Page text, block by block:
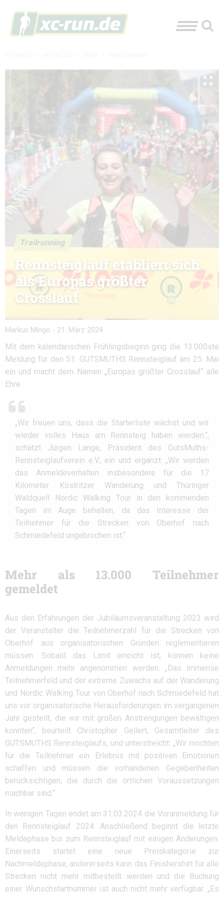
Trailrunning
Rennsteiglauf etabliert sich
als Europas größter
Crosslauf
Markus Mingo - 21. März 2024
Mit dem kalendarischen Frühlingsbeginn ging die 13.000ste
Meldung für den 51. GUTSMUTHS Rennsteiglauf am 25. Mai
ein und macht dem Namen „Europas größter Crosslauf“ alle
Ehre.
„Wir freuen uns, dass die Starterliste wächst und wir
wieder volles Haus am Rennsteig haben werden.“,
schätzt Jürgen Lange, Präsident des GutsMuths-
Rennsteiglaufverein e.V., ein und ergänzt: „Wir werden
das Anmeldeverhalten insbesondere für die 17
Kilometer Köstritzer Wanderung und Thüringer
Waldquell Nordic Walking Tour in den kommenden
Tagen im Auge behalten, da das Interesse der
Teilnehmer für die Strecken von Oberhof nach
Schmiedefeld ungebrochen ist.“
Mehr als 13.000 Teilnehmer
gemeldet
Aus den Erfahrungen der Jubiläumsveranstaltung 2023 wird
der Veranstalter die Teilnehmerzahl für die Strecken von
Oberhof aus organisatorischen Gründen reglementieren
müssen. Sobald das Limit erreicht ist, können keine
Anmeldungen mehr angenommen werden. „Das immense
Teilnehmerfeld und der extreme Zuwachs auf der Wanderung
und Nordic Walking Tour von Oberhof nach Schmiedefeld hat
uns vor organisatorische Herausforderungen im vergangenen
Jahr gestellt, die wir mit großen Anstrengungen bewältigen
konnten“, beurteilt Christopher Gellert, Gesamtleiter des
GUTSMUTHS Rennsteiglaufs, und unterstreicht: „Wir möchten
für die Teilnehmer ein Erlebnis mit positiven Emotionen
schaffen und müssen die vorhandenen Gegebenheiten
berücksichtigen, die durch die örtlichen Voraussetzungen
machbar sind.“
In wenigen Tagen endet am 31.03.2024 die Voranmeldung für
den Rennsteiglauf 2024. Anschließend beginnt die letzte
Meldephase bis zum Rennsteiglauf mit einigen Änderungen.
Einerseits startet eine neue Preiskategorie zur
Nachmeldephase, andererseits kann das Finishershirt für alle
Strecken nicht mehr mitbestellt werden und die Buchung
einer Wunschstartnummer ist auch nicht mehr verfügbar. „Es